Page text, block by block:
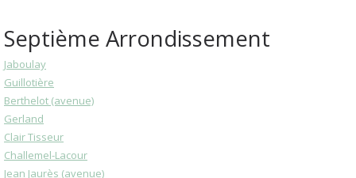
Septième Arrondissement
Jaboulay
Guillotière
Berthelot (avenue)
Gerland
Clair Tisseur
Challemel-Lacour
Jean Jaurès (avenue)